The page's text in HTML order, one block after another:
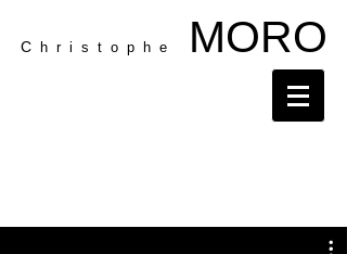
C h r i s t o p h e MORO